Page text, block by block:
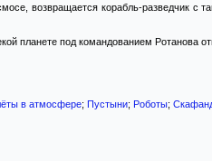
возвращается корабль-разведчик с
планете под командованием Ротанова
в атмосфере; Пустыни; Роботы;